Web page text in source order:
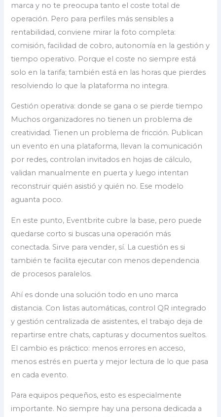
marca y no te preocupa tanto el coste total de
operación. Pero para perfiles más sensibles a
rentabilidad, conviene mirar la foto completa:
comisión, facilidad de cobro, autonomía en la gestión y
tiempo operativo. Porque el coste no siempre está
solo en la tarifa; también está en las horas que pierdes
resolviendo lo que la plataforma no integra.
Gestión operativa: donde se gana o se pierde tiempo
Muchos organizadores no tienen un problema de
creatividad. Tienen un problema de fricción. Publican
un evento en una plataforma, llevan la comunicación
por redes, controlan invitados en hojas de cálculo,
validan manualmente en puerta y luego intentan
reconstruir quién asistió y quién no. Ese modelo
aguanta poco.
En este punto, Eventbrite cubre la base, pero puede
quedarse corto si buscas una operación más
conectada. Sirve para vender, sí. La cuestión es si
también te facilita ejecutar con menos dependencia
de procesos paralelos.
Ahí es donde una solución todo en uno marca
distancia. Con listas automáticas, control QR integrado
y gestión centralizada de asistentes, el trabajo deja de
repartirse entre chats, capturas y documentos sueltos.
El cambio es práctico: menos errores en acceso,
menos estrés en puerta y mejor lectura de lo que pasa
en cada evento.
Para equipos pequeños, esto es especialmente
importante. No siempre hay una persona dedicada a